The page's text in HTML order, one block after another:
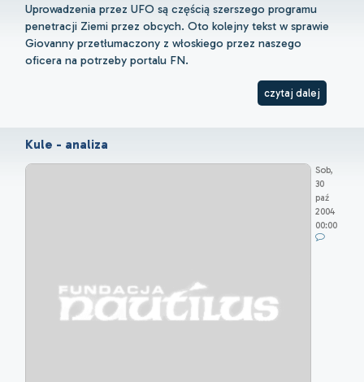
Uprowadzenia przez UFO są częścią szerszego programu
penetracji Ziemi przez obcych. Oto kolejny tekst w sprawie
Giovanny przetłumaczony z włoskiego przez naszego
oficera na potrzeby portalu FN.
czytaj dalej
Kule - analiza
Sob,
30
paź
2004
00:00